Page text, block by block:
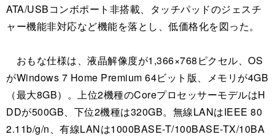
ATA/USBコンボポート非搭載、タッチパッドのジェスチ
ャー機能非対応など機能を落とし、低価格化を図った。
おもな仕様は、液晶解像度が1,366×768ピクセル、OS
がWindows 7 Home Premium 64ビット版、メモリが4GB
（最大8GB）。上位2機種のCoreプロセッサーモデルはH
DDが500GB、下位2機種は320GB。無線LANはIEEE 80
2.11b/g/n、有線LANは1000BASE-T/100BASE-TX/10BA